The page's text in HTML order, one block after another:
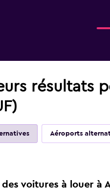
résultats
Aéroports
voitures à louer à